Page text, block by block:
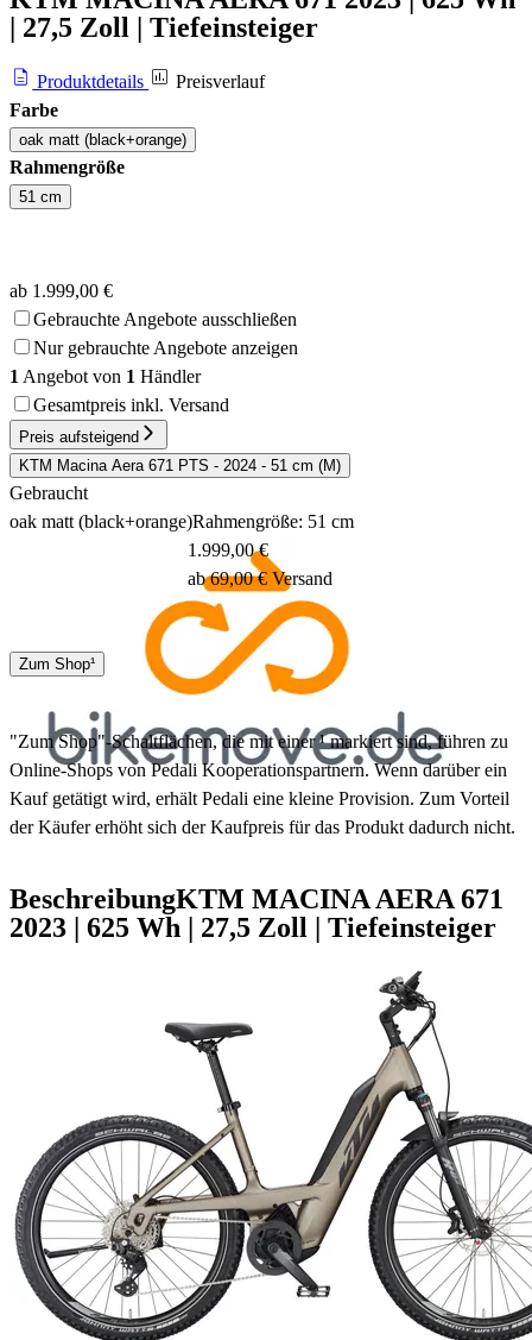
| 27,5 Zoll | Tiefeinsteiger
Produktdetails
Preisverlauf
Farbe
oak matt (black+orange)
Rahmengröße
51 cm
ab 1.999,00 €
Gebrauchte Angebote ausschließen
Nur gebrauchte Angebote anzeigen
1 Angebot von 1 Händler
Gesamtpreis inkl. Versand
Preis aufsteigend
KTM Macina Aera 671 PTS - 2024 - 51 cm (M)
Gebraucht
oak matt (black+orange)Rahmengröße: 51 cm
Spedition
1.999,00 €
ab 69,00 € Versand
Zum Shop¹
"Zum Shop"-Schaltflächen, die mit einer ¹ markiert sind, führen zu
Online-Shops von Pedali Kooperationspartnern. Wenn darüber ein
Kauf getätigt wird, erhält Pedali eine kleine Provision. Zum Vorteil
der Käufer erhöht sich der Kaufpreis für das Produkt dadurch nicht.
BeschreibungKTM MACINA AERA 671
2023 | 625 Wh | 27,5 Zoll | Tiefeinsteiger